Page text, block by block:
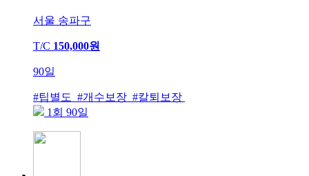
서울 송파구
T/C 150,000원
90일
#팁별도 #개수보장 #칼퇴보장
1회 90일